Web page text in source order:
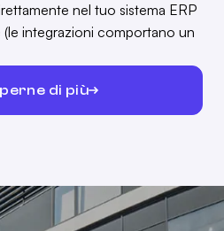
nel tuo sistema ERP
integrazioni comportano un
di più